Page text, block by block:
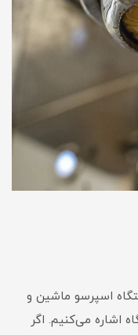
اسپرسو ماشین و
اشاره می‌کنیم. اگر